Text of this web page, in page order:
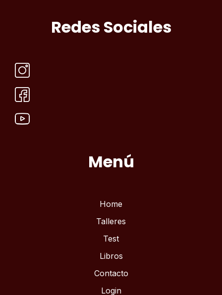
Redes Sociales
Menú
Home
Talleres
Test
Libros
Contacto
Login